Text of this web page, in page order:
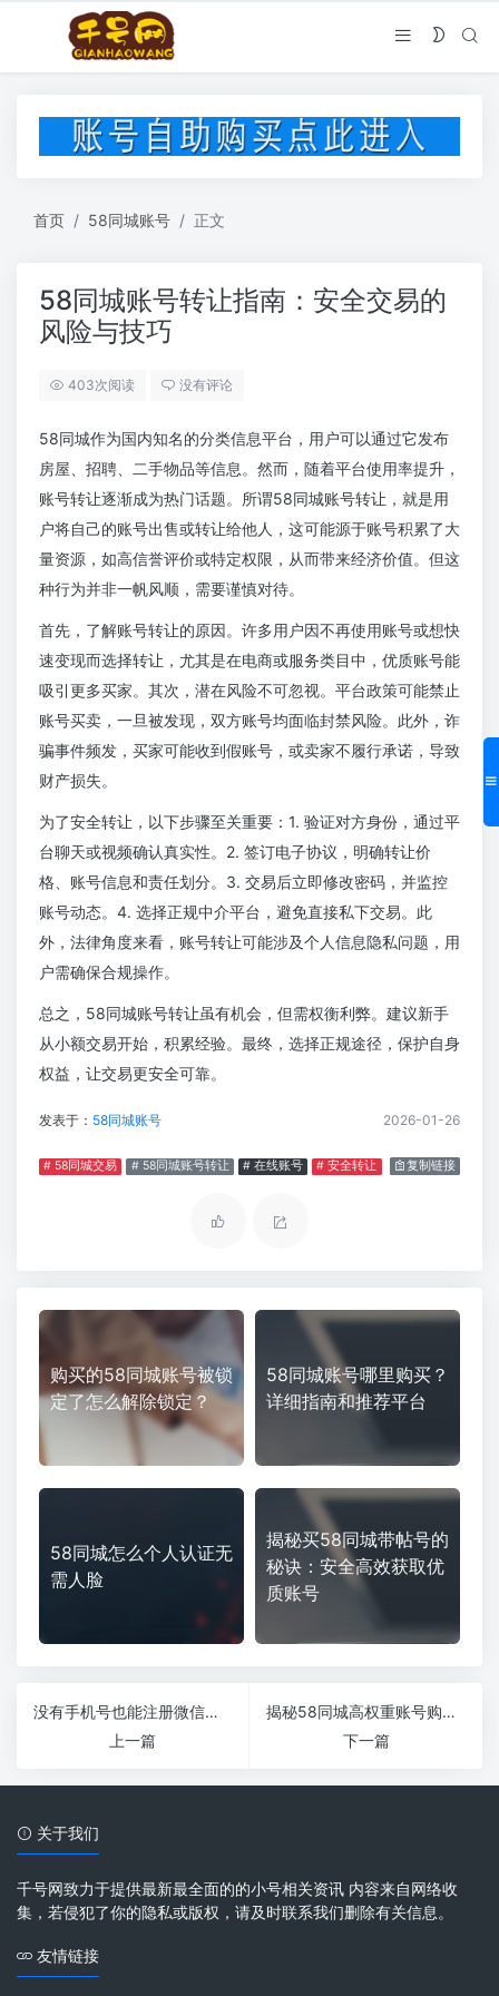
首页 58同城账号 正文
58同城账号转让指南：安全交易的
风险与技巧
403次阅读 没有评论
58同城作为国内知名的分类信息平台，用户可以通过它发布
房屋、招聘、二手物品等信息。然而，随着平台使用率提升，
账号转让逐渐成为热门话题。所谓58同城账号转让，就是用
户将自己的账号出售或转让给他人，这可能源于账号积累了大
量资源，如高信誉评价或特定权限，从而带来经济价值。但这
种行为并非一帆风顺，需要谨慎对待。
首先，了解账号转让的原因。许多用户因不再使用账号或想快
速变现而选择转让，尤其是在电商或服务类目中，优质账号能
吸引更多买家。其次，潜在风险不可忽视。平台政策可能禁止
账号买卖，一旦被发现，双方账号均面临封禁风险。此外，诈
骗事件频发，买家可能收到假账号，或卖家不履行承诺，导致
财产损失。
为了安全转让，以下步骤至关重要：1. 验证对方身份，通过平
台聊天或视频确认真实性。2. 签订电子协议，明确转让价
格、账号信息和责任划分。3. 交易后立即修改密码，并监控
账号动态。4. 选择正规中介平台，避免直接私下交易。此
外，法律角度来看，账号转让可能涉及个人信息隐私问题，用
户需确保合规操作。
总之，58同城账号转让虽有机会，但需权衡利弊。建议新手
从小额交易开始，积累经验。最终，选择正规途径，保护自身
权益，让交易更安全可靠。
发表于： 58同城账号 2026-01-26
# 58同城交易 # 58同城账号转让 # 在线账号 # 安全转让 复制链接
购买的58同城账号被锁
定了怎么解除锁定？
58同城账号哪里购买？
详细指南和推荐平台
58同城怎么个人认证无
需人脸
揭秘买58同城带帖号的
秘诀：安全高效获取优
质账号
没有手机号也能注册微信？教你轻松解决这个大难题！
上一篇
揭秘58同城高权重账号购买：提升在线营销的秘密武器
下一篇
关于我们
千号网致力于提供最新最全面的的小号相关资讯 内容来自网络收
集，若侵犯了你的隐私或版权，请及时联系我们删除有关信息。
友情链接